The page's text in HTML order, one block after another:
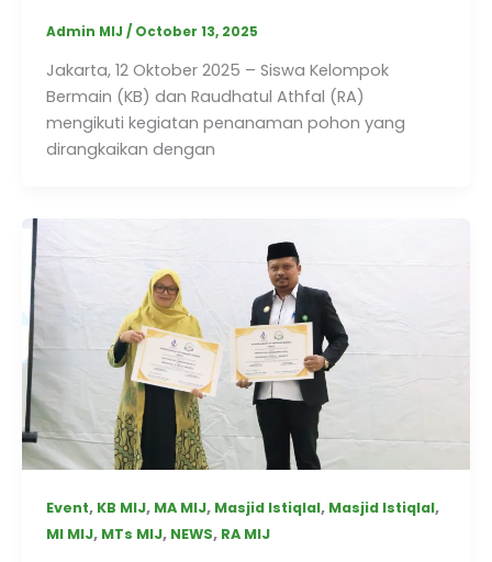
Admin MIJ / October 13, 2025
Jakarta, 12 Oktober 2025 – Siswa Kelompok
Bermain (KB) dan Raudhatul Athfal (RA)
mengikuti kegiatan penanaman pohon yang
dirangkaikan dengan
Event, KB MIJ, MA MIJ, Masjid Istiqlal, Masjid Istiqlal,
MI MIJ, MTs MIJ, NEWS, RA MIJ